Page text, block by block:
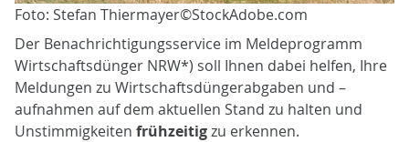
Foto: Stefan Thiermayer©StockAdobe.com
Der Benachrichtigungsservice im Meldeprogramm
Wirtschaftsdünger NRW*) soll Ihnen dabei helfen, Ihre
Meldungen zu Wirtschaftsdüngerabgaben und –
aufnahmen auf dem aktuellen Stand zu halten und
Unstimmigkeiten frühzeitigzu erkennen.